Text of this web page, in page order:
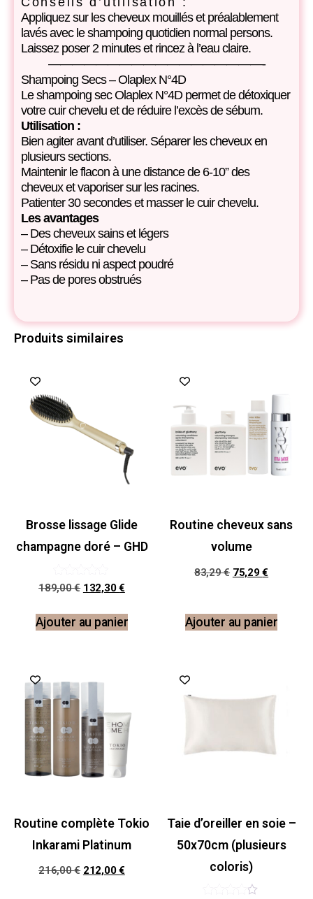
Appliquez sur les cheveux mouillés et préalablement
lavés avec le shampoing quotidien normal persons.
Laissez poser 2 minutes et rincez à l’eau claire.
——————————————————-
Shampoing Secs – Olaplex N°4D
Le shampoing sec Olaplex N°4D permet de détoxiquer
votre cuir chevelu et de réduire l’excès de sébum.
Utilisation :
Bien agiter avant d’utiliser. Séparer les cheveux en
plusieurs sections.
Maintenir le flacon à une distance de 6-10” des
cheveux et vaporiser sur les racines.
Patienter 30 secondes et masser le cuir chevelu.
Les avantages
– Des cheveux sains et légers
– Détoxifie le cuir chevelu
– Sans résidu ni aspect poudré
– Pas de pores obstrués
Produits similaires
Brosse lissage Glide
champagne doré – GHD
Note
5.00
189,00€ 132,30€
Ajouter au panier
Routine cheveux sans
volume
83,29€ 75,29€
Ajouter au panier
Routine complète Tokio
Inkarami Platinum
216,00€ 212,00€
Taie d’oreiller en soie –
50x70cm (plusieurs
coloris)